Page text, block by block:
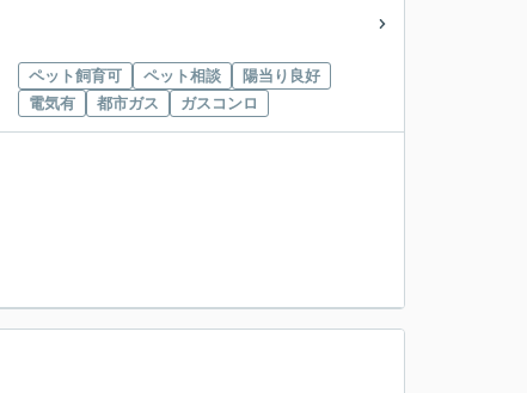
ペット飼育可 ペット相談
陽当り良好
電気有
都市ガス ガスコンロ